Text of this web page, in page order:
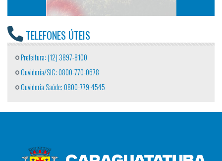
TELEFONES ÚTEIS
Prefeitura: (12) 3897-8100
Ouvidoria/SIC: 0800-770-0678
Ouvidoria Saúde: 0800-779-4545